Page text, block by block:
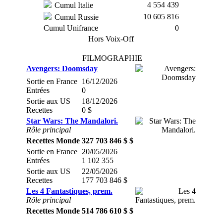
Cumul Italie
4 554 439
Cumul Russie
10 605 816
Cumul Unifrance
0
Hors Voix-Off
FILMOGRAPHIE
Avengers: Doomsday
Sortie en France
Entrées
16/12/2026
0
Sortie aux US
Recettes
18/12/2026
0 $
Star Wars: The Mandalori.
Rôle principal
Recettes Monde 327 703 846 $ $
Sortie en France
Entrées
20/05/2026
1 102 355
Sortie aux US
Recettes
22/05/2026
177 703 846 $
Les 4 Fantastiques, prem.
Rôle principal
Recettes Monde 514 786 610 $ $